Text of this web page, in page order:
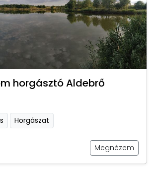
horgásztó Aldebrő
Horgászat
Megnézem